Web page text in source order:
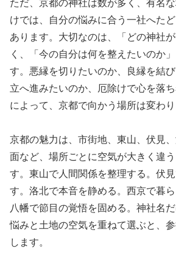
ただ、京都の神社は数が多く、有名
けでは、自分の悩みに合う一社へた
あります。大切なのは、「どの神社
く、「今の自分は何を整えたいのか
す。悪縁を切りたいのか、良縁を結
立へ進みたいのか、厄除けで心を落
によって、京都で向かう場所は変わり
京都の魅力は、市街地、東山、伏見
面など、場所ごとに空気が大きく違
す。東山で人間関係を整理する。伏
す。洛北で本音を静める。西京で暮ら
八幡で節目の覚悟を固める。神社名
悩みと土地の空気を重ねて選ぶと、
します。